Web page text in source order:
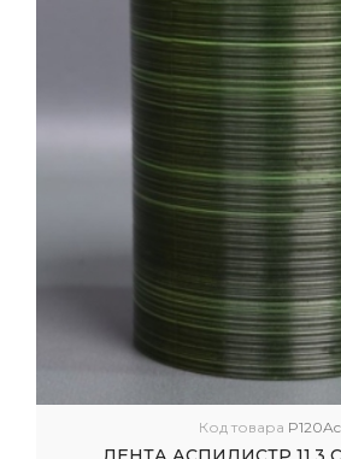
Код товара P120Ac